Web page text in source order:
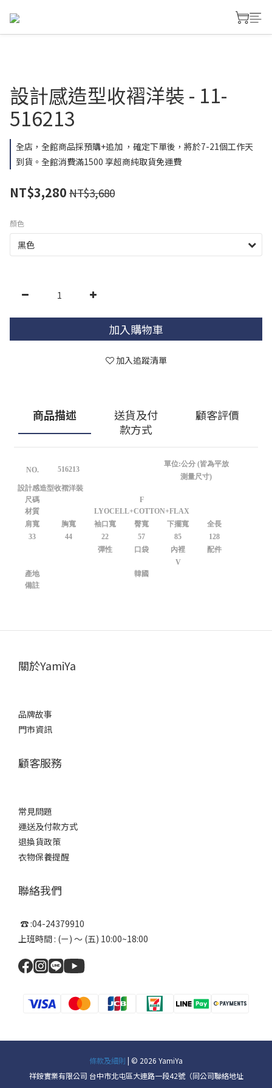
設計感造型收褶洋裝 - 11-
516213
全店，全館商品採預購+追加 ，確定下單後，將於7-21個工作天
到貨。全館消費滿1500 享超商純取貨免運費
NT$3,280 NT$3,680
顏色
加入購物車
加入追蹤清單
商品描述
送貨及付
款方式
顧客評價
NO. 516213
單位:公分 (皆為平放
測量尺寸)
設計感造型收褶洋裝
尺碼
F
材質
LYOCELL+COTTON+FLAX
肩寬
胸寬 袖口寬 臀寬 下擺寬
全長
33
44 22 57 85
128
彈性
口袋 內裡
配件
V
產地
韓國
備註
關於YamiYa
品牌故事
門市資訊
顧客服務
常見問題
運送及付款方式
退換貨政策
衣物保養提醒
聯絡我們
☎ :04-24379910
上班時間 : (ㄧ) ～ (五) 10:00~18:00
條款及細則 | © 2026 YamiYa
祥銨實業有限公司 台中市北屯區大連路一段42號（同公司聯絡地址